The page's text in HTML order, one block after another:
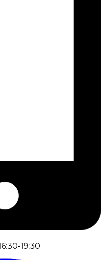
19:30